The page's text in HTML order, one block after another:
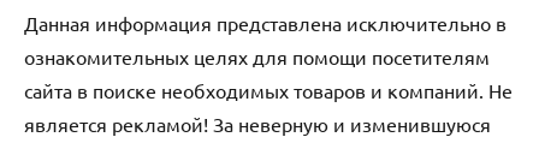
Данная информация представлена исключительно в
ознакомительных целях для помощи посетителям
сайта в поиске необходимых товаров и компаний. Не
является рекламой! За неверную и изменившуюся